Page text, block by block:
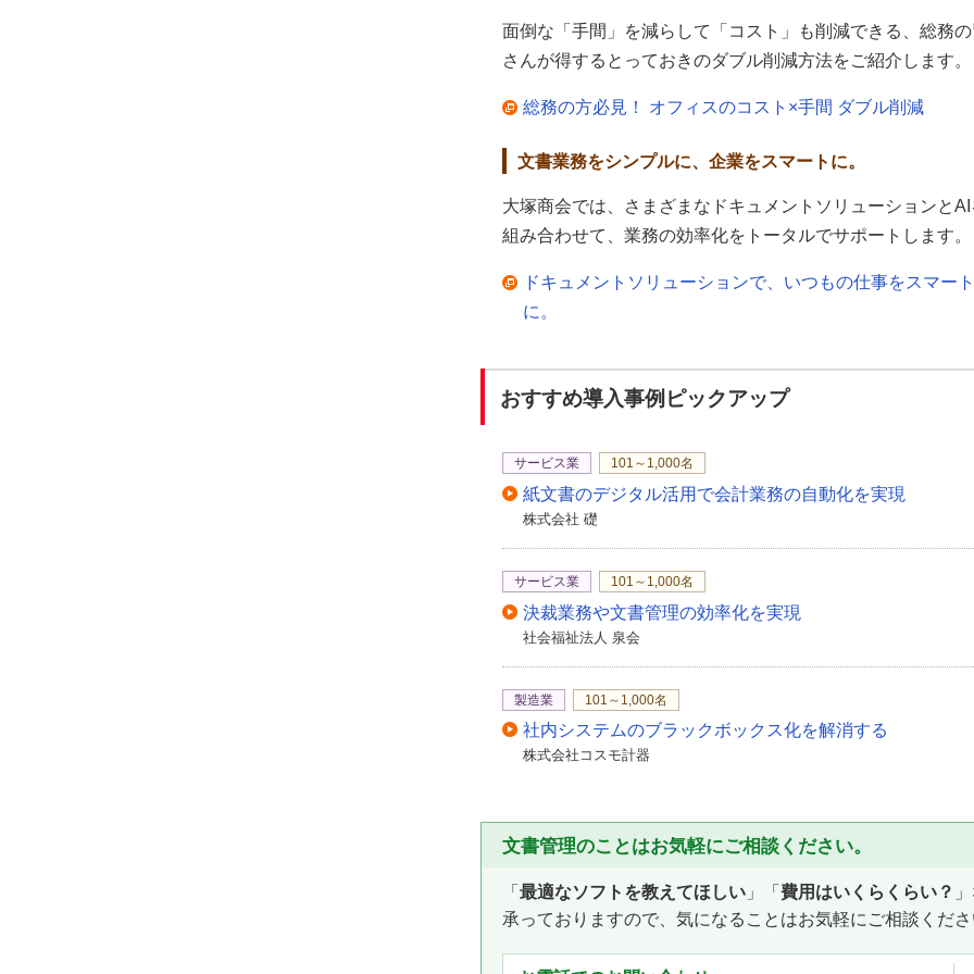
面倒な「手間」を減らして「コスト」も削減できる、総務の
さんが得するとっておきのダブル削減方法をご紹介します。
総務の方必見！ オフィスのコスト×手間 ダブル削減
文書業務をシンプルに、企業をスマートに。
大塚商会では、さまざまなドキュメントソリューションとAI
組み合わせて、業務の効率化をトータルでサポートします。
ドキュメントソリューションで、いつもの仕事をスマート
に。
おすすめ導入事例ピックアップ
サービス業 101～1,000名
紙文書のデジタル活用で会計業務の自動化を実現
株式会社 礎
サービス業 101～1,000名
決裁業務や文書管理の効率化を実現
社会福祉法人 泉会
製造業 101～1,000名
社内システムのブラックボックス化を解消する
株式会社コスモ計器
文書管理のことはお気軽にご相談ください。
「 最適なソフトを教えてほしい 」「 費用はいくらくらい？
承っておりますので、気になることはお気軽にご相談くださ